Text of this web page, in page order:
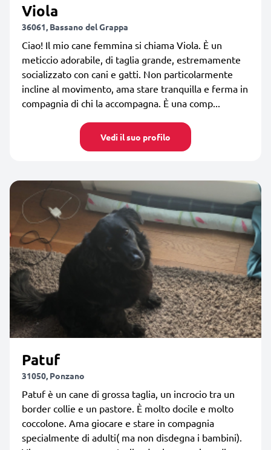
Viola
36061, Bassano del Grappa
Ciao! Il mio cane femmina si chiama Viola. È un
meticcio adorabile, di taglia grande, estremamente
socializzato con cani e gatti. Non particolarmente
incline al movimento, ama stare tranquilla e ferma in
compagnia di chi la accompagna. È una comp...
Vedi il suo profilo
Patuf
31050, Ponzano
Patuf è un cane di grossa taglia, un incrocio tra un
border collie e un pastore. È molto docile e molto
coccolone. Ama giocare e stare in compagnia
specialmente di adulti( ma non disdegna i bambini).